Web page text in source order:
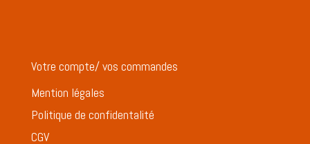
Votre compte/ vos commandes
Mention légales
Politique de confidentalité
CGV